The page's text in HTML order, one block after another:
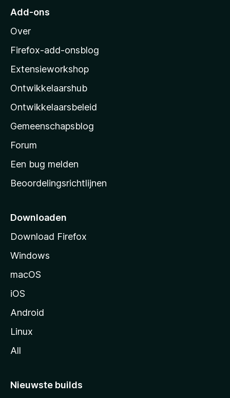
r
o
z
l
l
a
s
s
t
r
p
g
i
Add-ons
Over
Firefox-add-onsblog
Extensieworkshop
Ontwikkelaarshub
Ontwikkelaarsbeleid
Gemeenschapsblog
Forum
Een bug melden
Beoordelingsrichtlijnen
Downloaden
Download Firefox
Windows
macOS
iOS
Android
Linux
All
Nieuwste builds